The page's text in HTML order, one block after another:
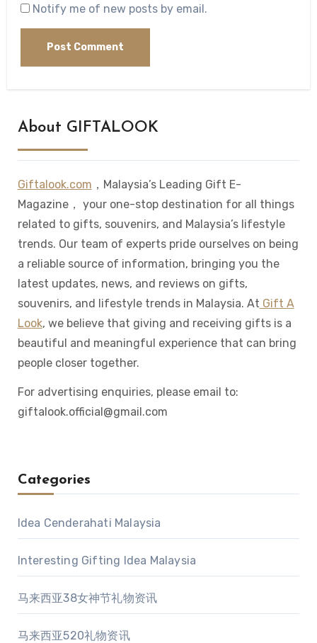
Notify me of new posts by email.
About GIFTALOOK
Giftalook.com ，Malaysia’s Leading Gift E-
Magazine， your one-stop destination for all things
related to gifts, souvenirs, and Malaysia’s lifestyle
trends. Our team of experts pride ourselves on being
a reliable source of information, bringing you the
latest updates, news, and reviews on gifts,
souvenirs, and lifestyle trends in Malaysia. At Gift A
Look, we believe that giving and receiving gifts is a
beautiful and meaningful experience that can bring
people closer together.
For advertising enquiries, please email to:
giftalook.official@gmail.com
Categories
Idea Cenderahati Malaysia
Interesting Gifting Idea Malaysia
马来西亚38女神节礼物资讯
马来西亚520礼物资讯